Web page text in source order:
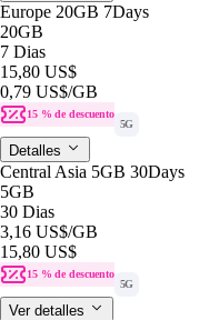
Europe 20GB 7Days
20GB
7 Dias
15,80 US$
0,79 US$/GB
15 % de descuento
5G
Detalles
Central Asia 5GB 30Days
5GB
30 Dias
3,16 US$/GB
15,80 US$
15 % de descuento
5G
Ver detalles